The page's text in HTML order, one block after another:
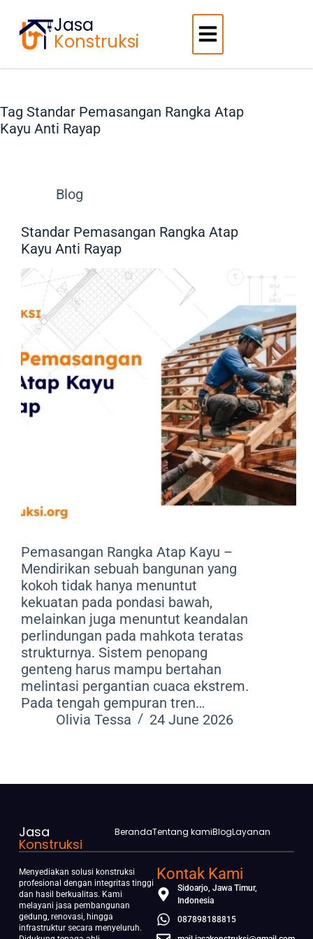
Jasa
Konstruksi
Tag Standar Pemasangan Rangka Atap
Kayu Anti Rayap
Blog
Standar Pemasangan Rangka Atap
Kayu Anti Rayap
Pemasangan Rangka Atap Kayu –
Mendirikan sebuah bangunan yang
kokoh tidak hanya menuntut
kekuatan pada pondasi bawah,
melainkan juga menuntut keandalan
perlindungan pada mahkota teratas
strukturnya. Sistem penopang
genteng harus mampu bertahan
melintasi pergantian cuaca ekstrem.
Pada tengah gempuran tren…
Olivia Tessa
24 June 2026
Jasa
Konstruksi
BerandaTentang kamiBlogLayanan
Menyediakan solusi konstruksi
profesional dengan integritas tinggi
dan hasil berkualitas. Kami
melayani jasa pembangunan
gedung, renovasi, hingga
infrastruktur secara menyeluruh.
Kontak Kami
Sidoarjo, Jawa Timur,
Indonesia
087898188815